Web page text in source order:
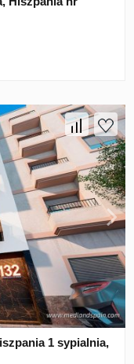
1 sypialnia,